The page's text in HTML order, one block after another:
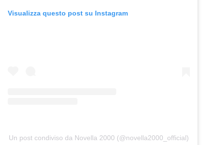
Visualizza questo post su Instagram
Un post condiviso da Novella 2000 (@novella2000_official)